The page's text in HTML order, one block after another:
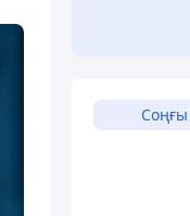
Соңғы